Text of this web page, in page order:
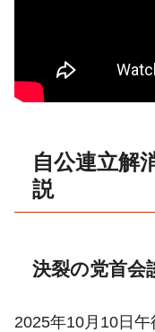
自公連立解
説
決裂の党首会
2025年10月10日